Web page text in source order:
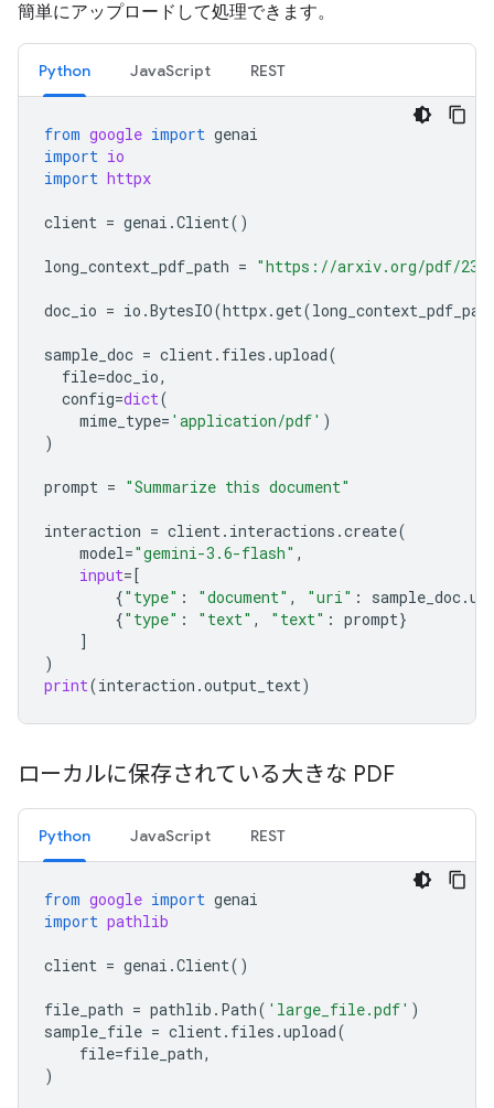
簡単にアップロードして処理できます。
Python JavaScript REST
from google import genai
import io
import httpx
client = genai .Client()
long_context_pdf_path = "https://arxiv.org/pdf/
doc_io = io .BytesIO(httpx.get(
sample_doc = client. files .upload(
file=doc_io,
config=dict(
mime_type= 'application/pdf' )
)
prompt = "Summarize this document"
interaction = client. interactions .create(
model="gemini-3.6-flash" ,
input=[
{"type" : "document" , "uri" : sample_doc.
{"type" : "text" , "text" : prompt}
]
)
print(interaction .output_text)
ローカルに保存されている大きな PDF
Python JavaScript REST
from google import genai
import pathlib
client = genai .Client()
file_path = pathlib . Path( 'large_file.pdf' )
sample_file = client. files .upload(
file=file_path,
)